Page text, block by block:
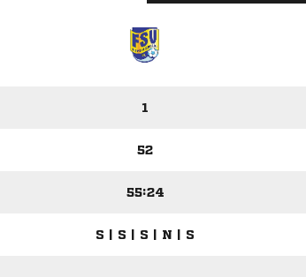
1
52
55:24
S | S | S | N | S